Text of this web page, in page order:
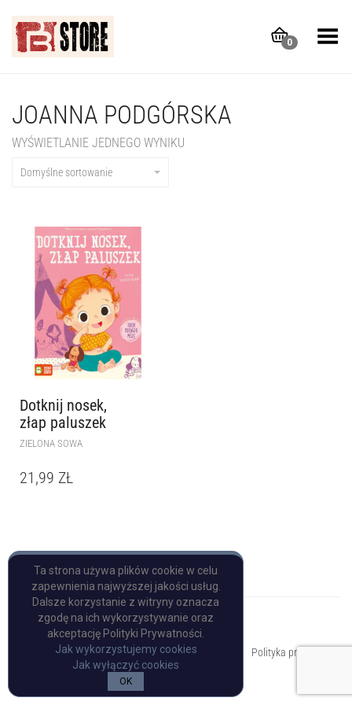
0
Toggle Menu
JOANNA PODGÓRSKA
WYŚWIETLANIE JEDNEGO WYNIKU
Domyślne sortowanie
Dotknij nosek,
złap paluszek
ZIELONA SOWA
21,99 ZŁ
Copyright © Pulp Books
Polityka prywatności
Ta strona używa plików cookie w celu
zapewnienia najwyższej jakości usług.
Dalsze korzystanie z witryny oznacza
zgodę na ich wykorzystywanie oraz
akceptację Polityki Prywatności.
Jak wykorzystujemy cookies
Jak wyłączyć cookies
OK